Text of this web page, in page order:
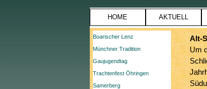
HOME AKTUELL
Menü überspringen
Boarischer Lenz
Münchner Tradition
Gaujugendtag
Trachtenfest Öhringen
Samerberg
Alt-
Um